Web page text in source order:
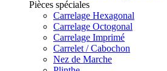
Pièces spéciales
Carrelage Hexagonal
Carrelage Octogonal
Carrelage Imprimé
Carrelet / Cabochon
Nez de Marche